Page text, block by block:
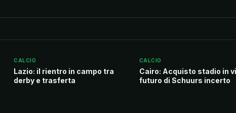
CALCIO
Lazio: il rientro in campo tra
derby e trasferta
CALCIO
Cairo: Acquisto stadio in
futuro di Schuurs incerto